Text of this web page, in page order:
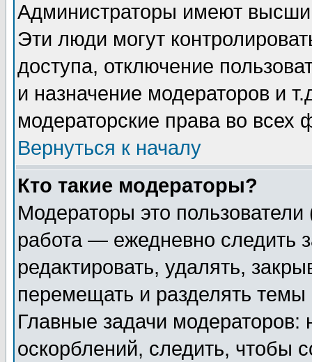
Администраторы имеют
Эти люди могут
доступа, отключение
и назначение модераторов и
модераторские права во всех
Вернуться к началу
Кто такие модераторы?
Модераторы это
работа — ежедневно следить
редактировать, удалять,
перемещать и разделять
Главные задачи
оскорблений, следить, чтобы